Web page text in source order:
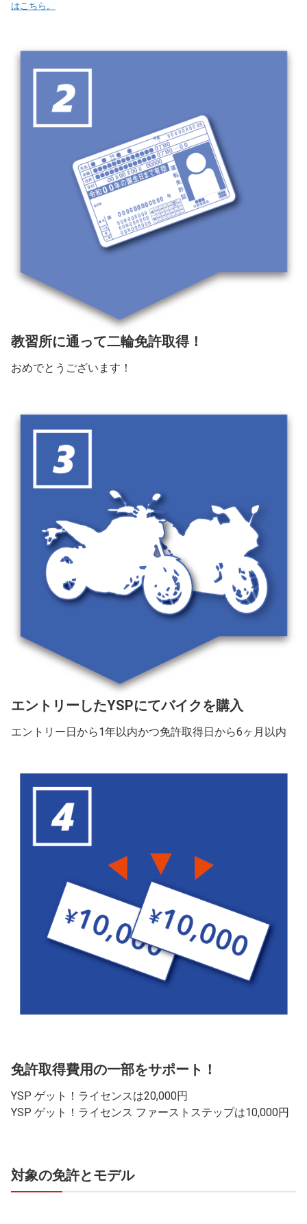
はこちら。
教習所に通って二輪免許取得！
おめでとうございます！
エントリーしたYSPにてバイクを購入
エントリー日から1年以内かつ免許取得日から6ヶ月以内
免許取得費用の一部をサポート！
YSP ゲット！ライセンスは20,000円
YSP ゲット！ライセンス ファーストステップは10,000円
対象の免許とモデル